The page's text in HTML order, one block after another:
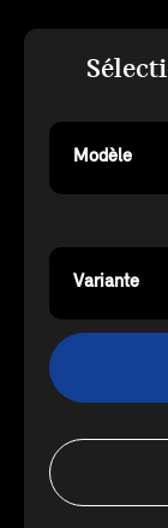
Modèle
Variante